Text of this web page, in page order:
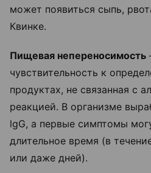
может появиться сыпь,
Квинке.
Пищевая непереносимость
чувствительность к
продуктах, не связанная с
реакцией. В организме
lgG, а первые симптомы
длительное время (в
или даже дней).